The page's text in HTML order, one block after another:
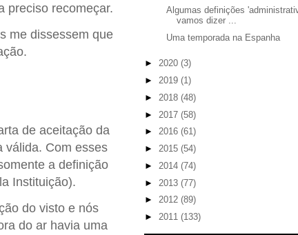
preciso recomeçar.
me dissessem que
de aceitação da
válida. Com esses
a definição
Instituição).
do visto e nós
do ar havia uma
Algumas definições
vamos dizer ...
Uma temporada na Espanha
► 2020 (3)
► 2019 (1)
► 2018 (48)
► 2017 (58)
► 2016 (61)
► 2015 (54)
► 2014 (74)
► 2013 (77)
► 2012 (89)
► 2011 (133)